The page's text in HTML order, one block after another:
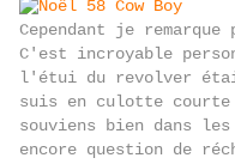
Cependant je
C'est incroyable
l'étui du revolver
suis en culotte
souviens bien dans
encore question de